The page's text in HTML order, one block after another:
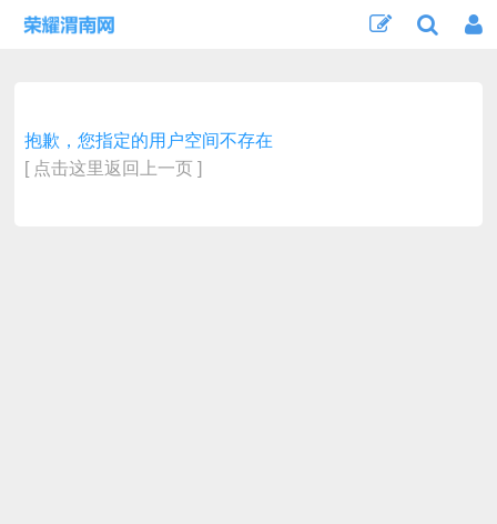
抱歉，您指定的用户空间不存在
[ 点击这里返回上一页 ]